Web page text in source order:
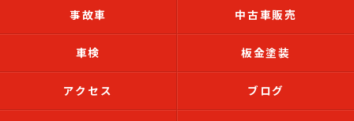
事故車 中古車販売
車検 板金塗装
アクセス ブログ